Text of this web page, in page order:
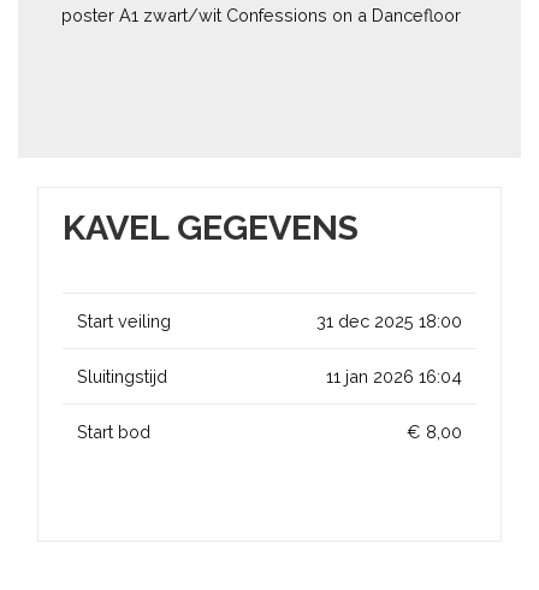
poster A1 zwart/wit Confessions on a Dancefloor
KAVEL GEGEVENS
Start veiling 31 dec 2025 18:00
Sluitingstijd 11 jan 2026 16:04
Start bod € 8,00